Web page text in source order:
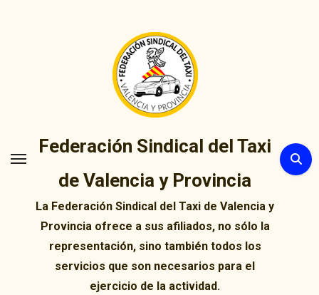
Federación Sindical del Taxi
de Valencia y Provincia
La Federación Sindical del Taxi de Valencia y
Provincia ofrece a sus afiliados, no sólo la
representación, sino también todos los
servicios que son necesarios para el
ejercicio de la actividad.